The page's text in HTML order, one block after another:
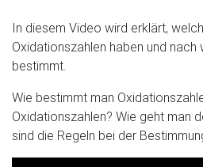
In diesem Video wird erklärt,
Oxidationszahlen haben und nach
bestimmt.
Wie bestimmt man
Oxidationszahlen? Wie geht man
sind die Regeln bei der